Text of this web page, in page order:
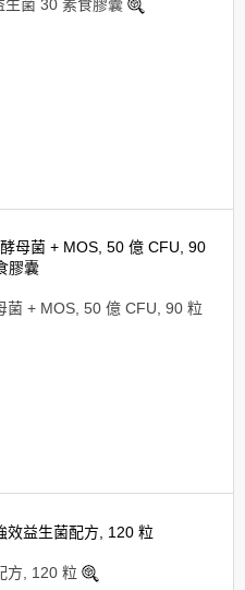
菌 30 素食膠囊
+ MOS, 50 億 CFU, 90 粒
方, 120 粒